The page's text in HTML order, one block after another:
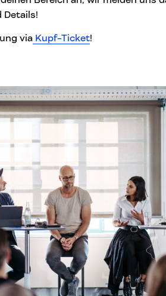
Details!
viaKupf-Ticket!